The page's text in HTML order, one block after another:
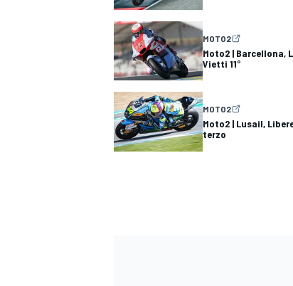
MOTO2
Moto2 | Barcellona,
Vietti 11°
MOTO2
Moto2 | Lusail,
terzo